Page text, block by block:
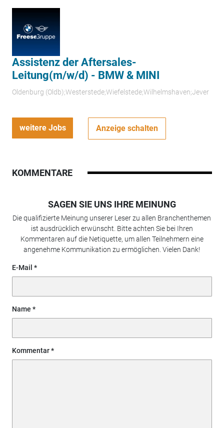
Assistenz der Aftersales-
Leitung(m/w/d) - BMW & MINI
Oldenburg (Oldb);Westerstede;Wiefelstede;Wilhelmshaven;Jever
weitere Jobs Anzeige schalten
KOMMENTARE
SAGEN SIE UNS IHRE MEINUNG
Die qualifizierte Meinung unserer Leser zu allen Branchenthemen
ist ausdrücklich erwünscht. Bitte achten Sie bei Ihren
Kommentaren auf die Netiquette, um allen Teilnehmern eine
angenehme Kommunikation zu ermöglichen. Vielen Dank!
E-Mail
Name
Kommentar